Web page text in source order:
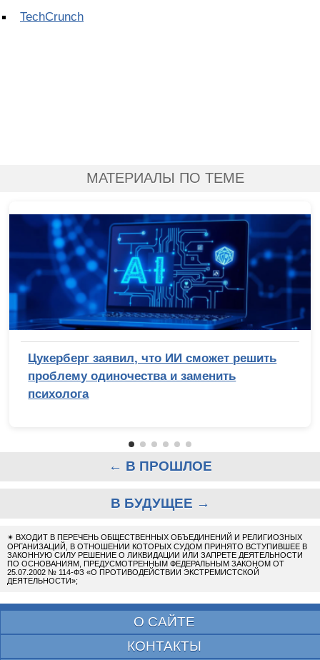
TechCrunch
МАТЕРИАЛЫ ПО ТЕМЕ
Цукерберг заявил, что ИИ сможет решить
проблему одиночества и заменить
психолога
← В ПРОШЛОЕ
В БУДУЩЕЕ →
✴ ВХОДИТ В ПЕРЕЧЕНЬ ОБЩЕСТВЕННЫХ ОБЪЕДИНЕНИЙ И РЕЛИГИОЗНЫХ
ОРГАНИЗАЦИЙ, В ОТНОШЕНИИ КОТОРЫХ СУДОМ ПРИНЯТО ВСТУПИВШЕЕ В
ЗАКОННУЮ СИЛУ РЕШЕНИЕ О ЛИКВИДАЦИИ ИЛИ ЗАПРЕТЕ ДЕЯТЕЛЬНОСТИ
ПО ОСНОВАНИЯМ, ПРЕДУСМОТРЕННЫМ ФЕДЕРАЛЬНЫМ ЗАКОНОМ ОТ
25.07.2002 № 114-ФЗ «О ПРОТИВОДЕЙСТВИИ ЭКСТРЕМИСТСКОЙ
ДЕЯТЕЛЬНОСТИ»;
О САЙТЕ
КОНТАКТЫ